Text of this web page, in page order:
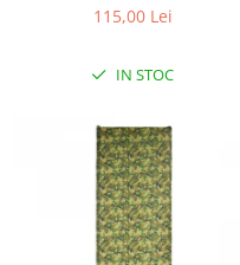
115,00 Lei
IN STOC